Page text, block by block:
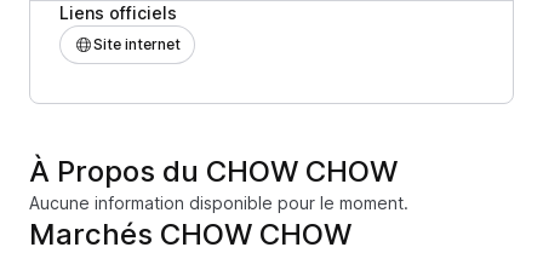
Liens officiels
Site internet
À Propos du CHOW CHOW
Aucune information disponible pour le moment.
Marchés CHOW CHOW